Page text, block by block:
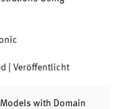
Veröffentlicht
with Domain